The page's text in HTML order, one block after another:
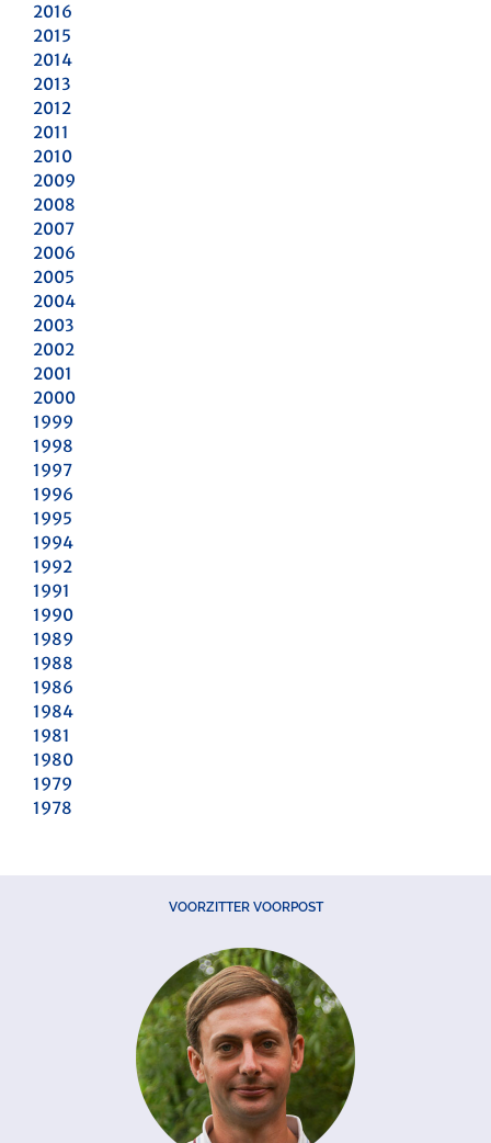
2016
2015
2014
2013
2012
2011
2010
2009
2008
2007
2006
2005
2004
2003
2002
2001
2000
1999
1998
1997
1996
1995
1994
1992
1991
1990
1989
1988
1986
1984
1981
1980
1979
1978
VOORZITTER VOORPOST